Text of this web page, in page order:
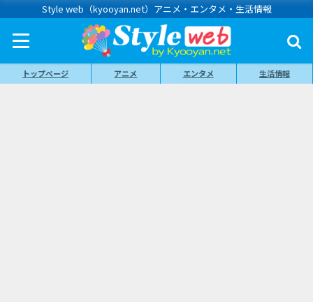
Style web（kyooyan.net）アニメ・エンタメ・生活情報
トップページ アニメ エンタメ 生活情報